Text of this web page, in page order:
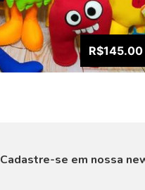
R$145.00
Cadastre-se em nossa